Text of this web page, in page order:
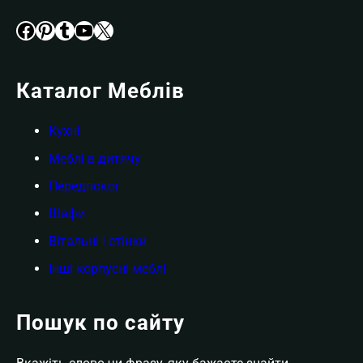
Facebook Pinterest Tumblr YouTube X
Каталог Меблів
Кухні
Меблі в дитячу
Передпокої
Шафи
Вітальні і стінки
Інші корпусні меблі
Пошук по сайту